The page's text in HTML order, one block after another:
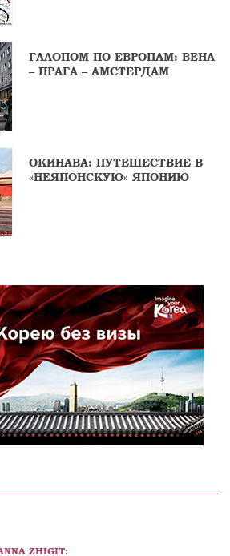
ГАЛОПОМ ПО ЕВРОПАМ: ВЕНА
– ПРАГА – АМСТЕРДАМ
ОКИНАВА: ПУТЕШЕСТВИЕ В
«НЕЯПОНСКУЮ» ЯПОНИЮ
ZHIGIT: